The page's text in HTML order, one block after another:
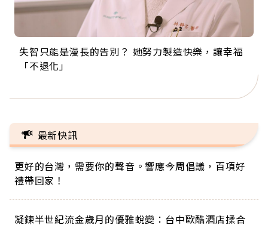
失智只能是漫長的告別？ 她努力製造快樂，讓幸福
「不退化」
來自剛果的巧克力神父 為台灣奉獻36年 「台灣是我
的家，我連作夢都講台語！」
63歲卸矽谷副總、搬回台灣找快樂！「蛋黃哥小
丑」走進安養院，逗樂上萬爺奶：退休後才開始真
104歲打破金氏世界紀錄 成為全球最年長羽球選
手，分享長壽的秘密原來是「這個」
事業巔峰他選擇追夢…黑手阿伯拉小提琴還登上小
巨蛋！連CNN都大讚！
最新快訊
更好的台灣，需要你的聲音。響應今周倡議，百項好
禮帶回家！
凝鍊半世紀流金歲月的優雅蛻變：台中歐酷酒店揉合